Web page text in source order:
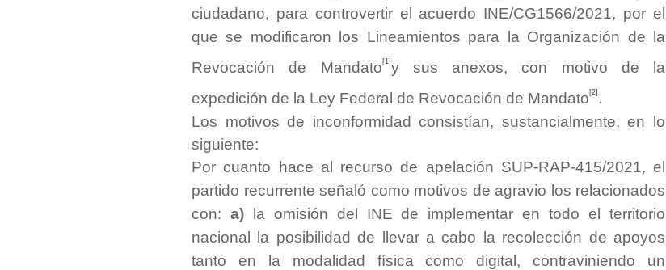
ciudadano, para controvertir el acuerdo INE/CG1566/2021, por el
que se modificaron los Lineamientos para la Organización de la
Revocación de Mandato [1] y sus anexos, con motivo de la
expedición de la Ley Federal de Revocación de Mandato [2] .
Los motivos de inconformidad consistían, sustancialmente, en lo
siguiente:
Por cuanto hace al recurso de apelación SUP-RAP-415/2021, el
partido recurrente señaló como motivos de agravio los relacionados
con: a)
la omisión del INE de implementar en todo el territorio
nacional la posibilidad de llevar a cabo la recolección de apoyos
tanto en la modalidad física como digital, contraviniendo un